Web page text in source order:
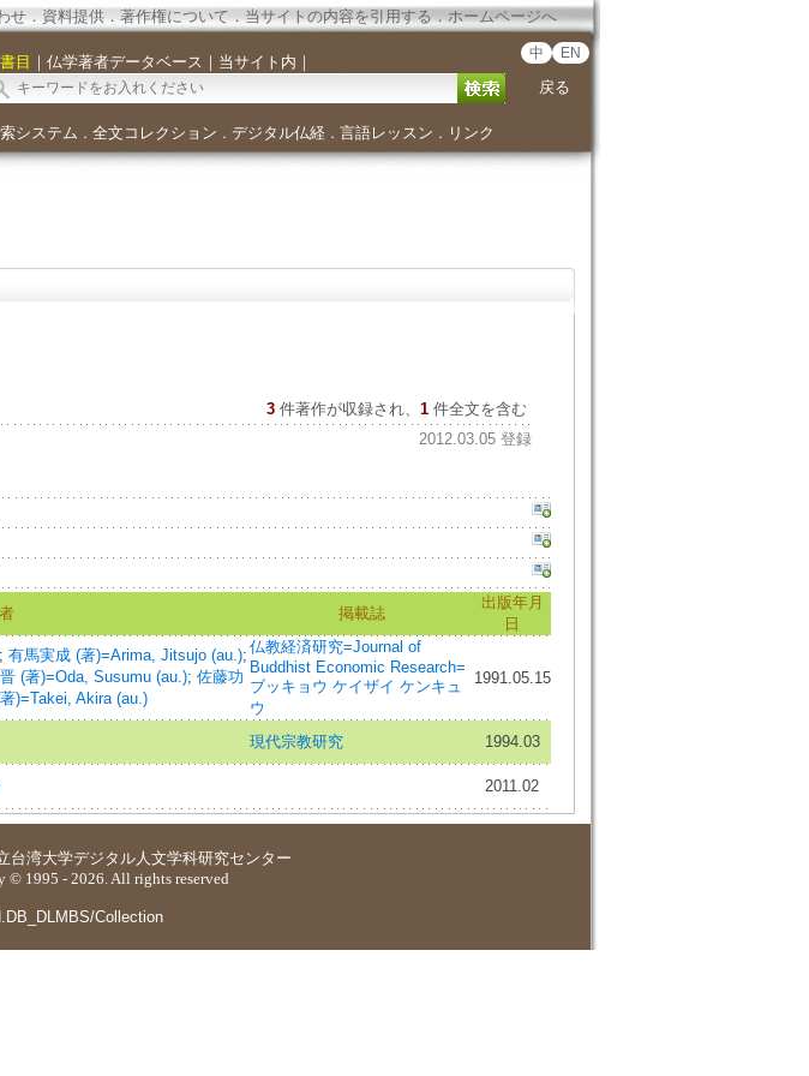
せ． 資料提供．著作権について．当サイトの内容を引用する．ホームページへ
書目 ｜ 仏学著者データベース ｜ 当サイト内 ｜ 中 EN
戻る
システム ． 全文コレクション ． デジタル仏経． 言語レッスン ． リンク
3 件著作が収録され、 1件全文を含む
2012.03.05 登録
掲載誌
出版年月
日
有馬実成 (著)=Arima, Jitsujo (au.);
(著)=Oda, Susumu (au.); 佐藤功
)=Takei, Akira (au.)
仏教経済研究=Journal of
Buddhist Economic Research=
ブッキョウ ケイザイ ケンキュ
ウ
1991.05.15
現代宗教研究
1994.03
2011.02
台湾大学デジタル人文学科研究センター
1995 - 2026. All rights reserved
Collection